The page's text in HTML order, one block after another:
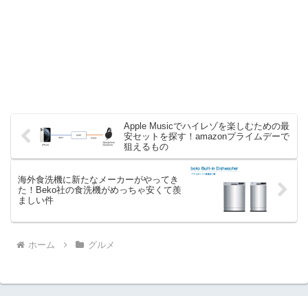
Apple Musicでハイレゾを楽しむための最
安セットを探す！amazonプライムデーで
狙えるもの
海外食洗機に新たなメーカーがやってき
た！Beko社の食洗機がめっちゃ安くて羨
ましい件
ホーム グルメ